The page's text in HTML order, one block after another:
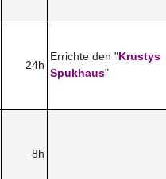
24h
Errichte den "Krustys
Spukhaus"
8h